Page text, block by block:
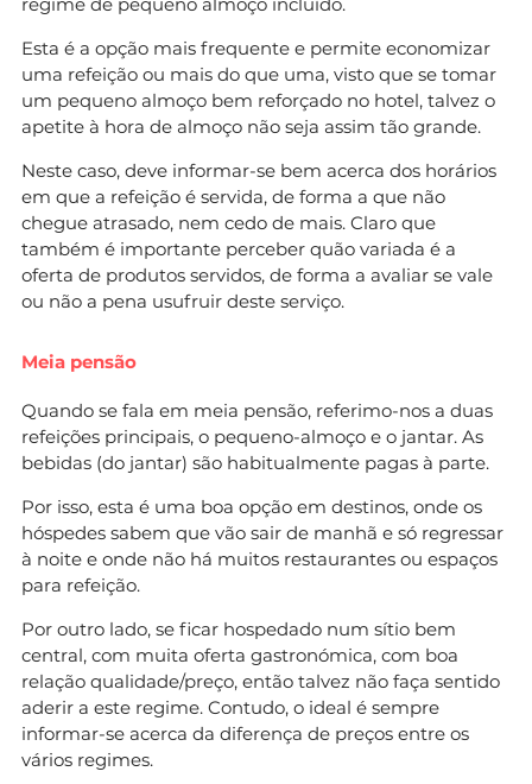
Esta é a opção mais frequente e permite economizar
uma refeição ou mais do que uma, visto que se tomar
um pequeno almoço bem reforçado no hotel, talvez o
apetite à hora de almoço não seja assim tão grande.
Neste caso, deve informar-se bem acerca dos horários
em que a refeição é servida, de forma a que não
chegue atrasado, nem cedo de mais. Claro que
também é importante perceber quão variada é a
oferta de produtos servidos, de forma a avaliar se vale
ou não a pena usufruir deste serviço.
Meia pensão
Quando se fala em meia pensão, referimo-nos a duas
refeições principais, o pequeno-almoço e o jantar. As
bebidas (do jantar) são habitualmente pagas à parte.
Por isso, esta é uma boa opção em destinos, onde os
hóspedes sabem que vão sair de manhã e só regressar
à noite e onde não há muitos restaurantes ou espaços
para refeição.
Por outro lado, se ficar hospedado num sítio bem
central, com muita oferta gastronómica, com boa
relação qualidade/preço, então talvez não faça sentido
aderir a este regime. Contudo, o ideal é sempre
informar-se acerca da diferença de preços entre os
vários regimes.